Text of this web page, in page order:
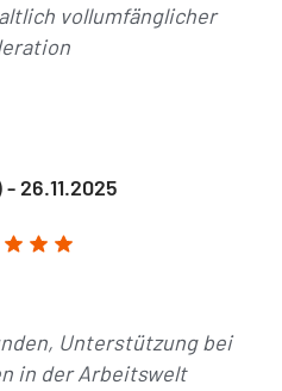
vollumfänglicher
26.11.2025
Unterstützung bei
in der Arbeitswelt